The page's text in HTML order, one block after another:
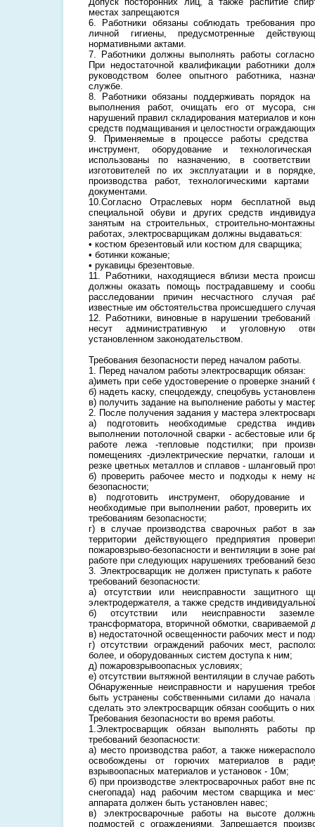
местах запрещаются
6. Работники обязаны соблюдать требования
личной гигиены, предусмотренные
нормативными актами.
7. Работники должны выполнять работы
При недостаточной квалификации работники
руководством более опытного работника,
службе.
8. Работники обязаны поддерживать порядок
выполнения работ, очищать его от мусора,
нарушений правил складирования материалов и
средств подмащивания и целостности
9. Применяемые в процессе работы средства
инструмент, оборудование и
использованы по назначению, в
изготовителей по их эксплуатации и в
производства работ, технологическими
документами.
10.Согласно Отраслевых норм бесплатной
специальной обуви и других средств
занятым на строительных, строительно-
работах, электросварщикам должны выдаваться:
• костюм брезентовый или костюм для сварщика;
• ботинки кожаные;
• рукавицы брезентовые.
11. Работники, находящиеся вблизи места
должны оказать помощь пострадавшему и
расследовании причин несчастного случая
известные им обстоятельства происшедшего
12. Работники, виновные в нарушении требований
несут административную и уголовную
установленном законодательством.
Требования безопасности перед началом работы.
1. Перед началом работы электросварщик обязан:
а)иметь при себе удостоверение о проверке
б) надеть каску, спецодежду, спецобувь
в) получить задание на выполнение работы у
2. После получения задания у мастера
а) подготовить необходимые средства
выполнении потолочной сварки - асбестовые или
работе лежа -тепловые подстилки; при
помещениях -диэлектрические перчатки, галоши
резке цветных металлов и сплавов - шланговый
б) проверить рабочее место и подходы к нему
безопасности;
в) подготовить инструмент, оборудование и
необходимые при выполнении работ, проверить их
требованиям безопасности;
г) в случае производства сварочных работ в
территории действующего предприятия
пожаровзрыво-безопасности и вентиляции в зоне
работе при следующих нарушениях требований
3. Электросварщик не должен приступать к
требований безопасности:
а) отсутствии или неисправности защитного
электродержателя, а также средств
б) отсутствии или неисправности
трансформатора, вторичной обмотки, свариваемой
в) недостаточной освещенности рабочих мест и
г) отсутствии ограждений рабочих мест,
более, и оборудованных систем доступа к ним;
д) пожаровзрывоопасных условиях;
е) отсутствии вытяжной вентиляции в случае
Обнаруженные неисправности и нарушения
быть устранены собственными силами до начала
сделать это электросварщик обязан сообщить о
Требования безопасности во время работы.
1.Электросварщик обязан выполнять работы
требований безопасности:
а) место производства работ, а также
освобождены от горючих материалов в
взрывоопасных материалов и установок - 10м;
б) при производстве электросварочных работ вне
снегопада) над рабочим местом сварщика и
аппарата должен быть установлен навес;
в) электросварочные работы на высоте
подмостей с ограждениями. Запрещается